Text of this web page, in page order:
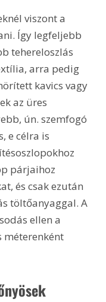
viszont a
Így legfeljebb
tehereloszlás
arra pedig
kavics vagy
az üres
ún. szemfogó
e célra is
párjaihoz
és csak ezután
töltőanyaggal. A
ellen a
méterenként